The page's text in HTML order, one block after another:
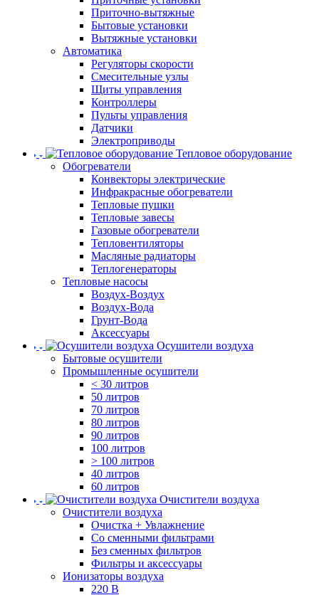
Приточно-вытяжные
Бытовые установки
Вытяжные установки
Автоматика
Регуляторы скорости
Смесительные узлы
Щиты управления
Контроллеры
Пульты управления
Датчики
Электроприводы
Тепловое оборудование
Обогреватели
Конвекторы электрические
Инфракрасные обогреватели
Тепловые пушки
Тепловые завесы
Газовые обогреватели
Тепловентиляторы
Масляные радиаторы
Теплогенераторы
Тепловые насосы
Воздух-Воздух
Воздух-Вода
Грунт-Вода
Аксессуары
Осушители воздуха
Бытовые осушители
Промышленные осушители
< 30 литров
50 литров
70 литров
80 литров
90 литров
100 литров
> 100 литров
40 литров
60 литров
Очистители воздуха
Очистители воздуха
Очистка + Увлажнение
Cо сменными фильтрами
Без сменных фильтров
Фильтры и аксессуары
Ионизаторы воздуха
220 В